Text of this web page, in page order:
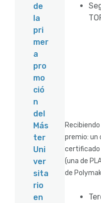
de
la
pri
mer
a
pro
mo
ció
n
del
Más
ter
Uni
ver
sita
rio
en
premio: un
certificado
(una de
de